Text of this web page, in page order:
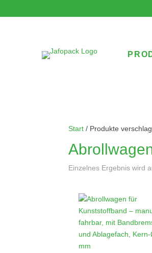
Start / Produkte
Einzelnes Ergebnis wird